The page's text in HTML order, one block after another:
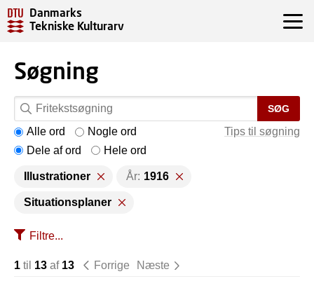
Danmarks
Tekniske Kulturarv
Søgning
SØG
Tips til søgning
Alle ord
Nogle ord
Dele af ord
Hele ord
Illustrationer År: 1916
Situationsplaner
Filtre...
1 til 13 af 13 Forrige
Næste